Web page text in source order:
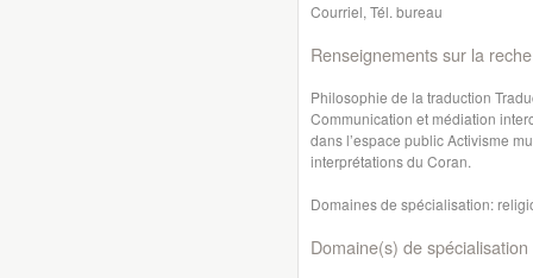
Courriel, Tél. bureau
Renseignements sur la
Philosophie de la traduction
Communication et médiation
dans l’espace public Activisme
interprétations du Coran.
Domaines de spécialisation:
Domaine(s) de spécialisation